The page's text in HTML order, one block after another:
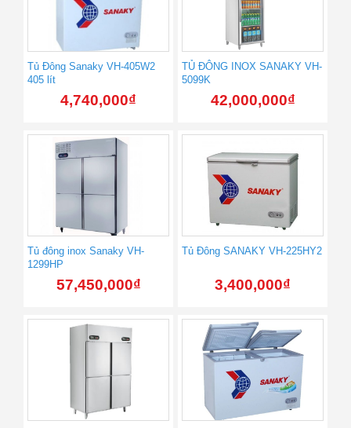
Tủ Đông Sanaky VH-405W2
405 lít
4,740,000₫
TỦ ĐÔNG INOX SANAKY VH-
5099K
42,000,000₫
Tủ đông inox Sanaky VH-
1299HP
57,450,000₫
Tủ Đông SANAKY VH-225HY2
3,400,000₫